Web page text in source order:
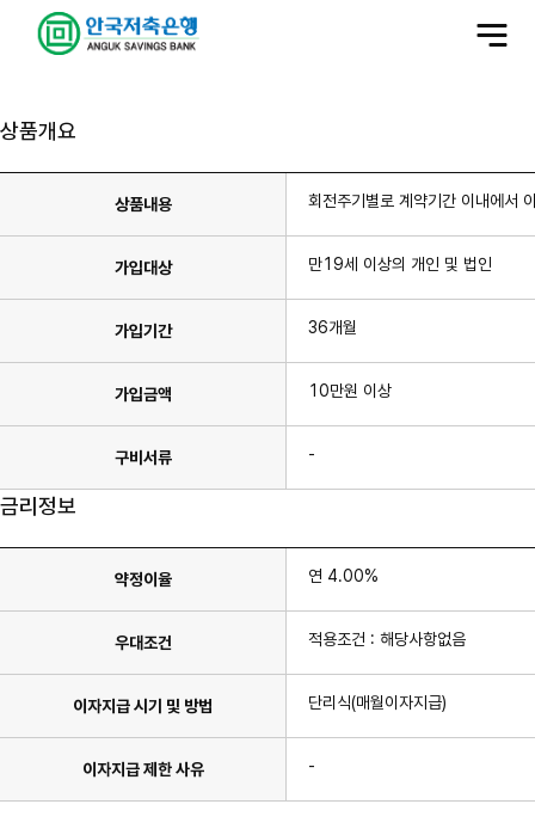
전
체
상품개요
상품내용 회전주기별로 계약기간 이내에서
가입대상 만19세 이상의 개인 및 법인
가입기간 36개월
가입금액 10만원 이상
구비서류 -
금리정보
약정이율 연 4.00%
우대조건 적용조건 : 해당사항없음
이자지급 시기 및 방법 단리식(매월이자지급)
이자지급 제한 사유 -